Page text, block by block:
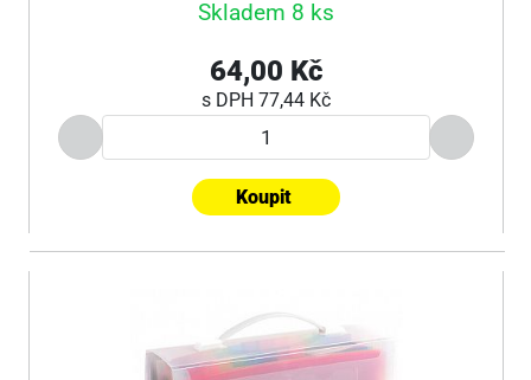
Skladem 8 ks
64,00 Kč
s DPH 77,44 Kč
Koupit